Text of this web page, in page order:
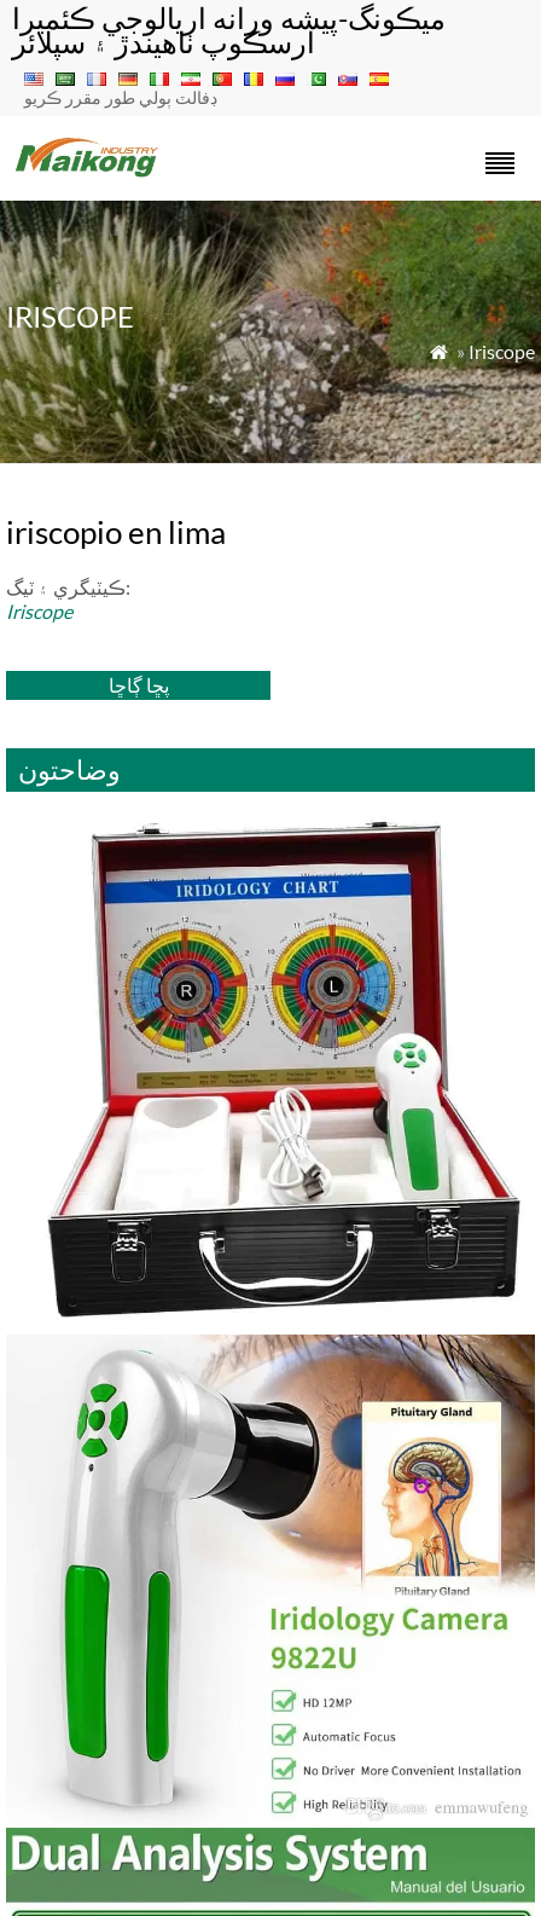
ميڪونگ-پيشه ورانه اريالوجي ڪئميرا
ارسڪوپ ٺاهيندڙ ۽ سپلائر
ڊفالٽ ٻولي طور مقرر ڪريو
IRISCOPE
 »Iriscope
iriscopio en lima
ڪيٽيگري ۽ ٽيگ:
Iriscope
پڇا ڳاڇا
وضاحتون